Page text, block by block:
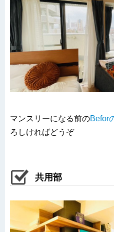
マンスリーになる前のBefor
ろしければどうぞ
共用部